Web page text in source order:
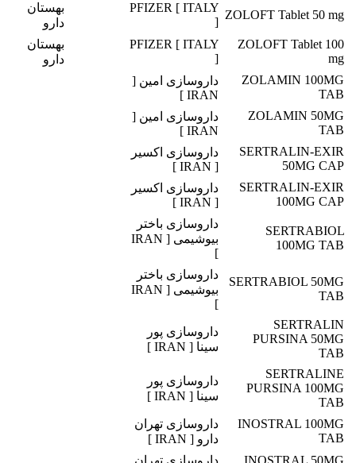
ZOLOFT Tablet 50 mg
PFIZER [ ITALY
]
بهستان
دارو
ZOLOFT Tablet 100
mg
PFIZER [ ITALY
]
بهستان
دارو
ZOLAMIN 100MG
TAB
داروسازی امین [
IRAN ]
ZOLAMIN 50MG
TAB
داروسازی امین [
IRAN ]
SERTRALIN-EXIR
50MG CAP
داروسازی اکسیر
[ IRAN ]
SERTRALIN-EXIR
100MG CAP
داروسازی اکسیر
[ IRAN ]
SERTRABIOL
100MG TAB
داروسازی باختر
بیوشیمی [ IRAN
]
SERTRABIOL 50MG
TAB
داروسازی باختر
بیوشیمی [ IRAN
]
SERTRALIN
PURSINA 50MG
TAB
داروسازی پور
سینا [ IRAN ]
SERTRALINE
PURSINA 100MG
TAB
داروسازی پور
سینا [ IRAN ]
INOSTRAL 100MG
TAB
داروسازی تهران
دارو [ IRAN ]